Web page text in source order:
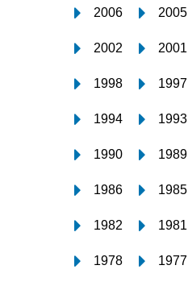
2006 2005
2002 2001
1998 1997
1994 1993
1990 1989
1986 1985
1982 1981
1978 1977